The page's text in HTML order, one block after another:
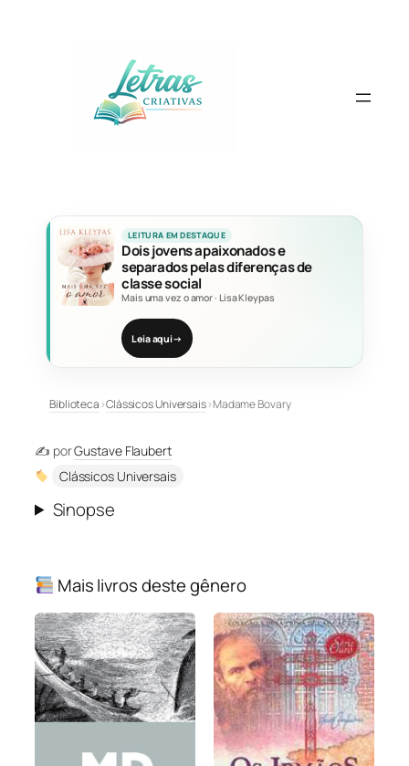
LEITURA EM DESTAQUE
Dois jovens apaixonados e
separados pelas diferenças de
classe social
Mais uma vez o amor· Lisa Kleypas
Leia aqui→
Biblioteca›Clássicos Universais›Madame Bovary
✍️ porGustave Flaubert
Clássicos Universais
Sinopse
Mais livros deste gênero